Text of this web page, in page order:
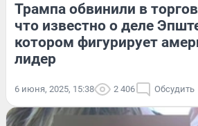
Трампа обвинили в
что известно о деле
котором фигурирует
лидер
6 июня, 2025, 15:38 2 406 Обсудить